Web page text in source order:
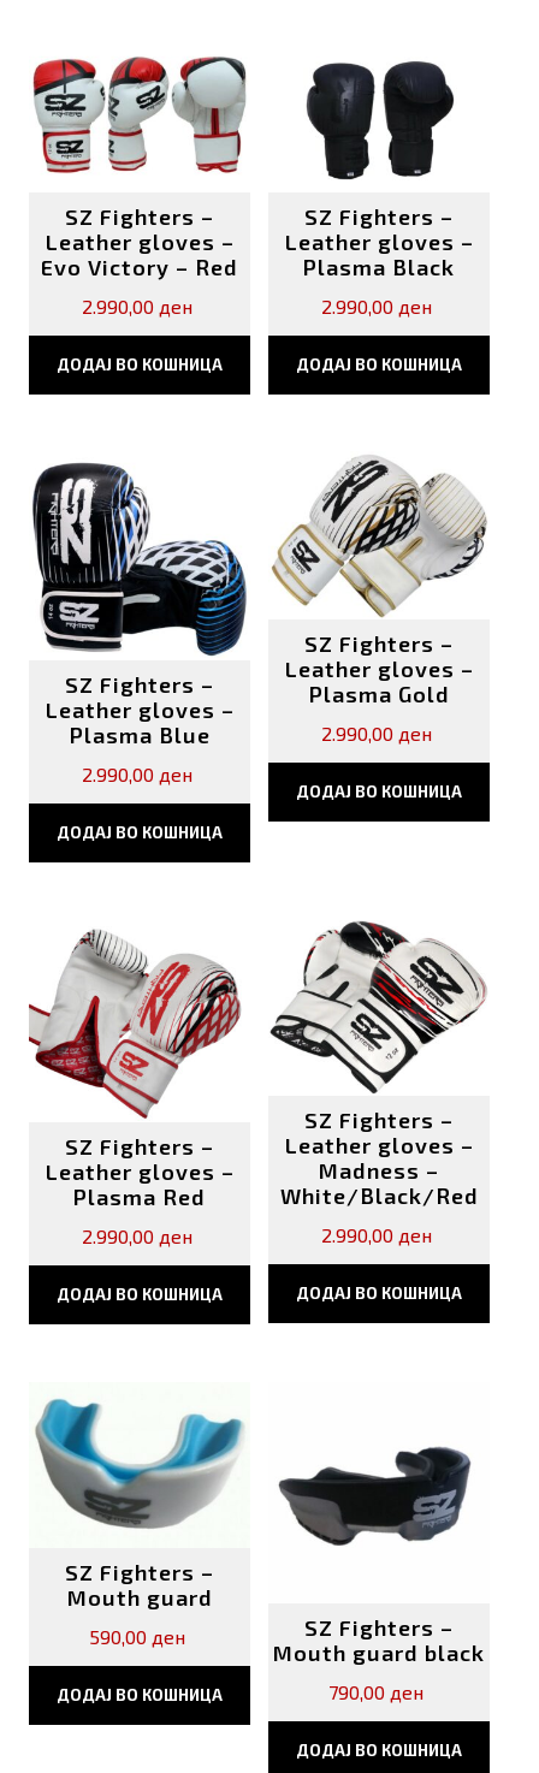
SZ Fighters –
Leather gloves –
Evo Victory – Red
2.990,00 ден
ДОДАЈ ВО КОШНИЦА
SZ Fighters –
Leather gloves –
Plasma Black
2.990,00 ден
ДОДАЈ ВО КОШНИЦА
SZ Fighters –
Leather gloves –
Plasma Blue
2.990,00 ден
ДОДАЈ ВО КОШНИЦА
SZ Fighters –
Leather gloves –
Plasma Gold
2.990,00 ден
ДОДАЈ ВО КОШНИЦА
SZ Fighters –
Leather gloves –
Plasma Red
2.990,00 ден
ДОДАЈ ВО КОШНИЦА
SZ Fighters –
Leather gloves –
Madness –
White/Black/Red
2.990,00 ден
ДОДАЈ ВО КОШНИЦА
SZ Fighters –
Mouth guard
590,00 ден
ДОДАЈ ВО КОШНИЦА
SZ Fighters –
Mouth guard black
790,00 ден
ДОДАЈ ВО КОШНИЦА